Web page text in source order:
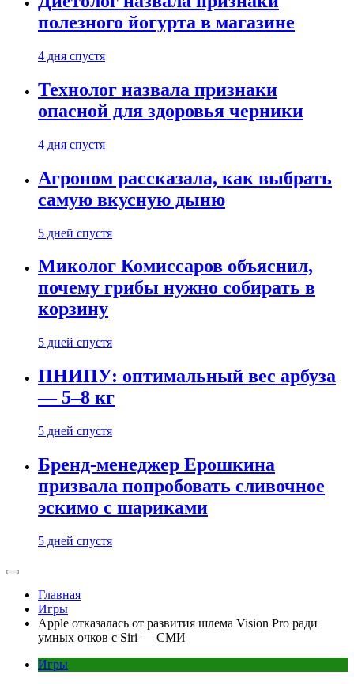
полезного йогурта в магазине
4 дня спустя
Технолог назвала признаки
опасной для здоровья черники
4 дня спустя
Агроном рассказала, как выбрать
самую вкусную дыню
5 дней спустя
Миколог Комиссаров объяснил,
почему грибы нужно собирать в
корзину
5 дней спустя
ПНИПУ: оптимальный вес арбуза
— 5–8 кг
5 дней спустя
Бренд-менеджер Ерошкина
призвала попробовать сливочное
эскимо с шариками
5 дней спустя
Главная
Игры
Apple отказалась от развития шлема Vision Pro ради
умных очков с Siri — СМИ
Игры